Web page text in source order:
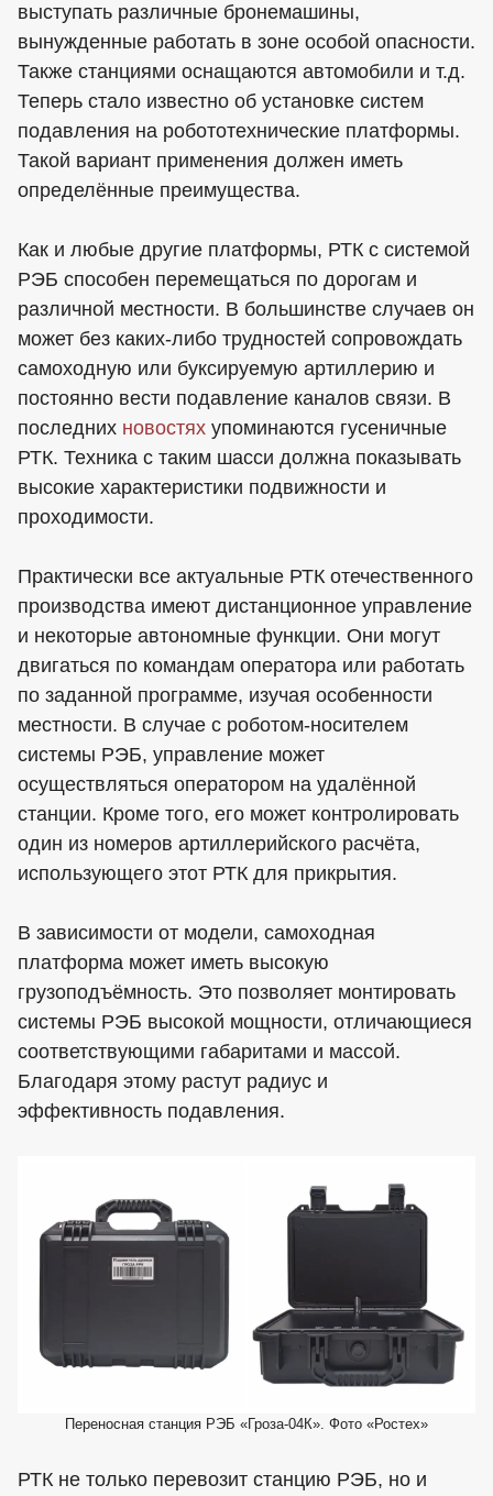
выступать различные бронемашины,
вынужденные работать в зоне особой опасности.
Также станциями оснащаются автомобили и т.д.
Теперь стало известно об установке систем
подавления на робототехнические платформы.
Такой вариант применения должен иметь
определённые преимущества.
Как и любые другие платформы, РТК с системой
РЭБ способен перемещаться по дорогам и
различной местности. В большинстве случаев он
может без каких-либо трудностей сопровождать
самоходную или буксируемую артиллерию и
постоянно вести подавление каналов связи. В
последних новостях упоминаются гусеничные
РТК. Техника с таким шасси должна показывать
высокие характеристики подвижности и
проходимости.
Практически все актуальные РТК отечественного
производства имеют дистанционное управление
и некоторые автономные функции. Они могут
двигаться по командам оператора или работать
по заданной программе, изучая особенности
местности. В случае с роботом-носителем
системы РЭБ, управление может
осуществляться оператором на удалённой
станции. Кроме того, его может контролировать
один из номеров артиллерийского расчёта,
использующего этот РТК для прикрытия.
В зависимости от модели, самоходная
платформа может иметь высокую
грузоподъёмность. Это позволяет монтировать
системы РЭБ высокой мощности, отличающиеся
соответствующими габаритами и массой.
Благодаря этому растут радиус и
эффективность подавления.
Переносная станция РЭБ «Гроза-04К». Фото «Ростех»
РТК не только перевозит станцию РЭБ, но и